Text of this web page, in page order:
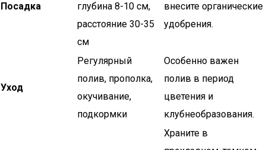
Посадка
глубина 8-10 см,
расстояние 30-35
см
внесите органические
удобрения.
Уход
Регулярный
полив, прополка,
окучивание,
подкормки
Особенно важен
полив в период
цветения и
клубнеобразования.
Храните в